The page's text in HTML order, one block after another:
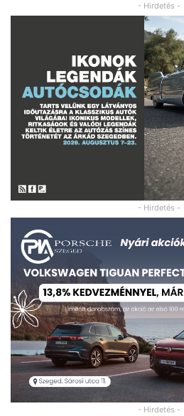
- Hirdetés -
- Hirdetés -
- Hirdetés -